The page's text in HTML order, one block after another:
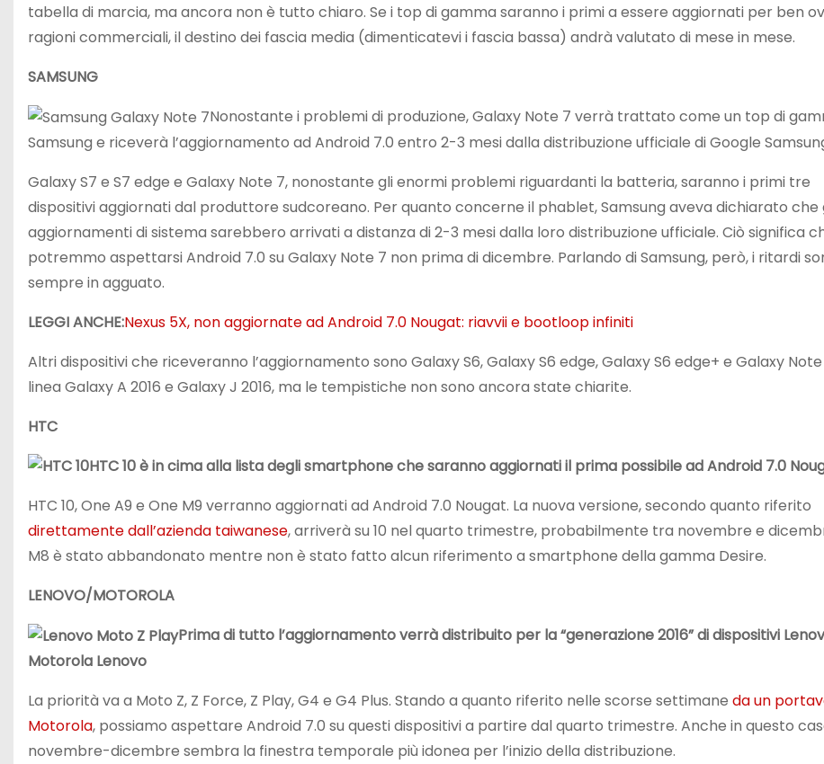
tabella di marcia, ma ancora non è tutto chiaro. Se i top di gamma saranno i primi a essere aggiornati per ben
ragioni commerciali, il destino dei fascia media (dimenticatevi i fascia bassa) andrà valutato di mese in mese.
SAMSUNG
Nonostante i problemi di produzione, Galaxy Note 7 verrà trattato come un top di
Samsung e riceverà l’aggiornamento ad Android 7.0 entro 2-3 mesi dalla distribuzione ufficiale di Google
Galaxy S7 e S7 edge e Galaxy Note 7, nonostante gli enormi problemi riguardanti la batteria, saranno i primi tre
dispositivi aggiornati dal produttore sudcoreano. Per quanto concerne il phablet, Samsung aveva dichiarato che
aggiornamenti di sistema sarebbero arrivati a distanza di 2-3 mesi dalla loro distribuzione ufficiale. Ciò significa
potremmo aspettarsi Android 7.0 su Galaxy Note 7 non prima di dicembre. Parlando di Samsung, però, i ritardi
sempre in agguato.
LEGGI ANCHE:Nexus 5X, non aggiornate ad Android 7.0 Nougat: riavvii e bootloop infiniti
Altri dispositivi che riceveranno l’aggiornamento sono Galaxy S6, Galaxy S6 edge, Galaxy S6 edge+ e Galaxy Note
linea Galaxy A 2016 e Galaxy J 2016, ma le tempistiche non sono ancora state chiarite.
HTC
HTC 10 è in cima alla lista degli smartphone che saranno aggiornati il prima possibile ad Android 7.0
HTC 10, One A9 e One M9 verranno aggiornati ad Android 7.0 Nougat. La nuova versione, secondo quanto riferito
direttamente dall’azienda taiwanese, arriverà su 10 nel quarto trimestre, probabilmente tra novembre e
M8 è stato abbandonato mentre non è stato fatto alcun riferimento a smartphone della gamma Desire.
LENOVO/MOTOROLA
Prima di tutto l’aggiornamento verrà distribuito per la “generazione 2016” di dispositivi
Motorola Lenovo
La priorità va a Moto Z, Z Force, Z Play, G4 e G4 Plus. Stando a quanto riferito nelle scorse settimane da un
Motorola, possiamo aspettare Android 7.0 su questi dispositivi a partire dal quarto trimestre. Anche in questo
novembre-dicembre sembra la finestra temporale più idonea per l’inizio della distribuzione.